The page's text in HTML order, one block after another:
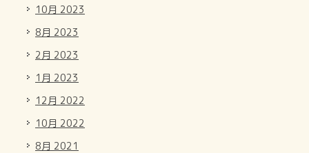
10月 2023
8月 2023
2月 2023
1月 2023
12月 2022
10月 2022
8月 2021